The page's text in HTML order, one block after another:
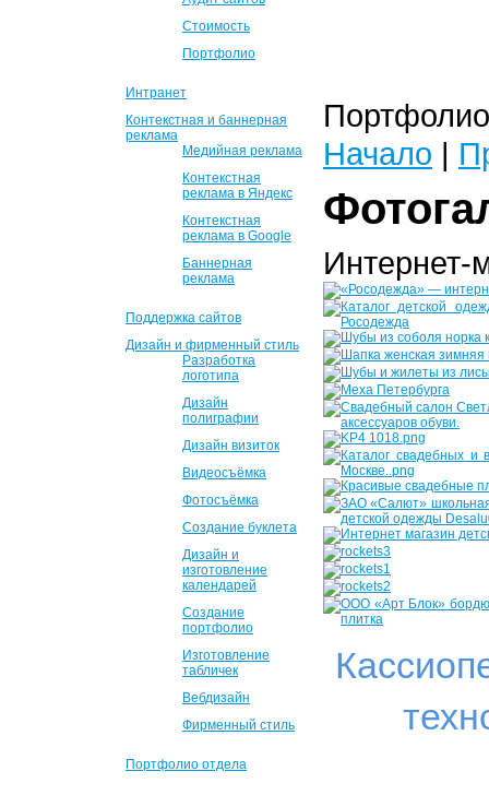
Стоимость
Портфолио
Интранет
Контекстная и баннерная
реклама
Медийная реклама
Контекстная
реклама в Яндекс
Контекстная
реклама в Google
Баннерная
реклама
Поддержка сайтов
Дизайн и фирменный стиль
Разработка
логотипа
Дизайн
полиграфии
Дизайн визиток
Видеосъёмка
Фотосъёмка
Создание буклета
Дизайн и
изготовление
календарей
Создание
портфолио
Изготовление
табличек
Вебдизайн
Фирменный стиль
Портфолио отдела
Начало |
Интернет-